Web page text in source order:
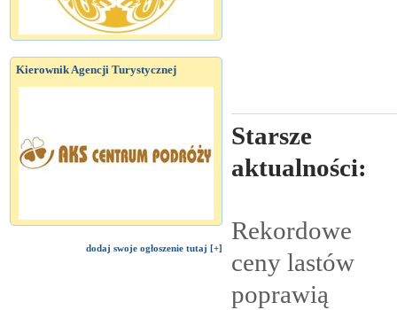
Kierownik Agencji Turystycznej
dodaj swoje ogłoszenie tutaj [+]
Starsze
aktualności:
Rekordowe
ceny lastów
poprawią